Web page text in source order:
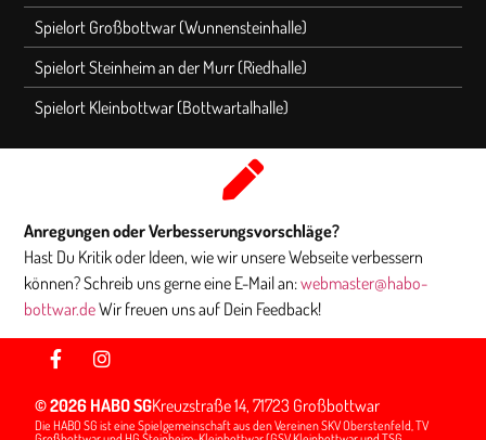
Spielort Großbottwar (Wunnensteinhalle)
Spielort Steinheim an der Murr (Riedhalle)
Spielort Kleinbottwar (Bottwartalhalle)
Anregungen oder Verbesserungsvorschläge?
Hast Du Kritik oder Ideen, wie wir unsere Webseite verbessern
können? Schreib uns gerne eine E-Mail an:webmaster@habo-
bottwar.deWir freuen uns auf Dein Feedback!
© 2026 HABO SGKreuzstraße 14, 71723 Großbottwar
Die HABO SG ist eine Spielgemeinschaft aus den Vereinen SKV Oberstenfeld, TV